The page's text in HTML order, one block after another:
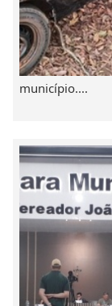
município....